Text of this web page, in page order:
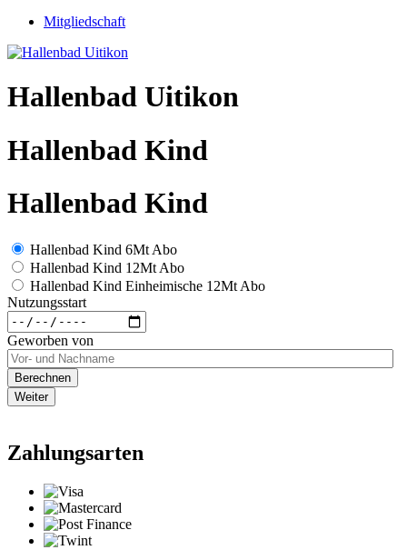
Mitgliedschaft
Hallenbad Uitikon
Hallenbad Kind
Hallenbad Kind
Hallenbad Kind 6Mt Abo
Hallenbad Kind 12Mt Abo
Hallenbad Kind Einheimische 12Mt Abo
Nutzungsstart
Geworben von
Berechnen
Weiter
Zahlungsarten